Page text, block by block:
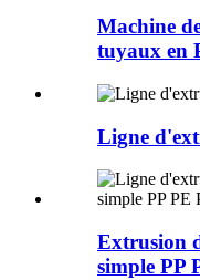
Machine
tuyaux en
Ligne
Extrusion
simple PP